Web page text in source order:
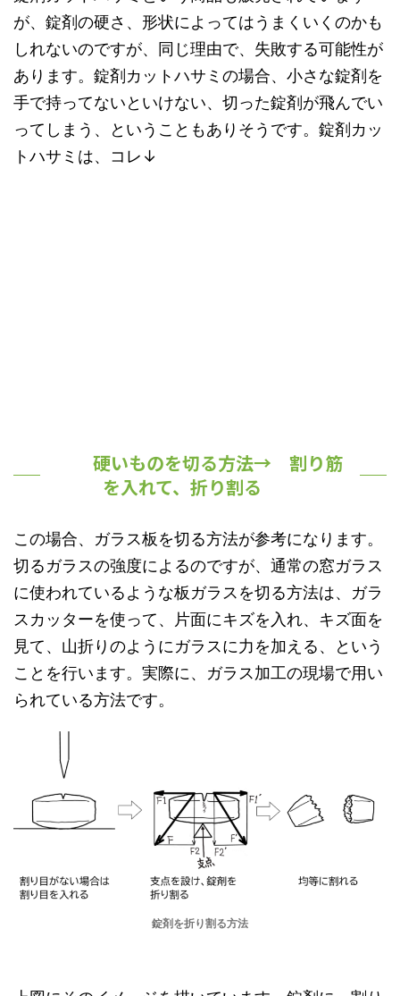
が、錠剤の硬さ、形状によってはうまくいくのかも
しれないのですが、同じ理由で、失敗する可能性が
あります。錠剤カットハサミの場合、小さな錠剤を
手で持ってないといけない、切った錠剤が飛んでい
ってしまう、ということもありそうです。錠剤カッ
トハサミは、コレ↓
硬いものを切る方法→ 割り筋
を入れて、折り割る
この場合、ガラス板を切る方法が参考になります。
切るガラスの強度によるのですが、通常の窓ガラス
に使われているような板ガラスを切る方法は、ガラ
スカッターを使って、片面にキズを入れ、キズ面を
見て、山折りのようにガラスに力を加える、という
ことを行います。実際に、ガラス加工の現場で用い
られている方法です。
錠剤を折り割る方法